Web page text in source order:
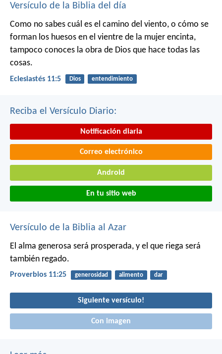
Versículo de la Biblia del día
Como no sabes cuál es el camino del viento, o cómo se
forman los huesos en el vientre de la mujer encinta,
tampoco conoces la obra de Dios que hace todas las
cosas.
Eclesiastés 11:5 Dios entendimiento
Reciba el Versículo Diario:
Notificación diaria
Correo electrónico
Android
En tu sitio web
Versículo de la Biblia al Azar
El alma generosa será prosperada, y el que riega será
también regado.
Proverbios 11:25 generosidad alimento dar
Siguiente versículo!
Con imagen